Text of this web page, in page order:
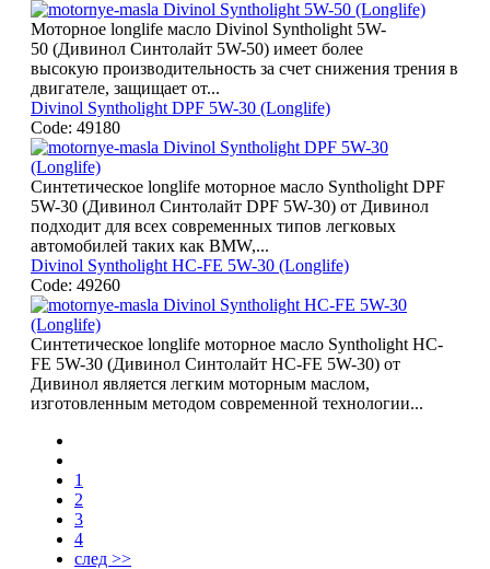
Моторное longlife масло Divinol Syntholight 5W-
50 (Дивинол Синтолайт 5W-50) имеет более
высокую производительность за счет снижения трения в
двигателе, защищает от...
Divinol Syntholight DPF 5W-30 (Longlife)
Code: 49180
Синтетическое longlife моторное масло Syntholight DPF
5W-30 (Дивинол Синтолайт DPF 5W-30) от Дивинол
подходит для всех современных типов легковых
автомобилей таких как BMW,...
Divinol Syntholight HC-FE 5W-30 (Longlife)
Code: 49260
Синтетическое longlife моторное масло Syntholight HC-
FE 5W-30 (Дивинол Синтолайт HC-FE 5W-30) от
Дивинол является легким моторным маслом,
изготовленным методом современной технологии...
1
2
3
4
след >>